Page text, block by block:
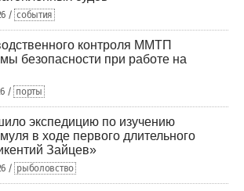
/ события
контроля ММТП
безопасности при работе на
/ порты
экспедицию по изучению
в ходе первого длительного
Зайцев»
/ рыболовство